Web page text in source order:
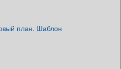
план. Шаблон